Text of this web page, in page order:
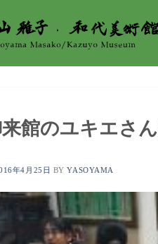
館のユキエさ
年4月25日 BYYASOYAMA